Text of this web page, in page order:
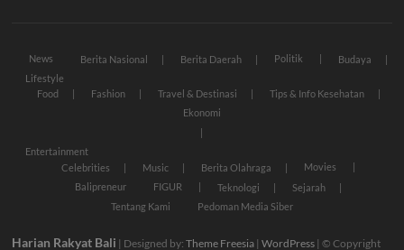
News Berita Nasional Berita Daerah Politik
Budaya
Lifestyle
Food
Fashion Travel & Destinasi
Tips & Info Kesehatan
Ekonomi
Entertainment
Celebrities
Music Berita Olahraga
Movies
Balipreneur
FIGUR Teknologi
Sejarah
Tentang Kami
Pedoman Media Siber
Harian Rakyat Bali | Designed by:Theme Freesia |WordPress | © Copyright